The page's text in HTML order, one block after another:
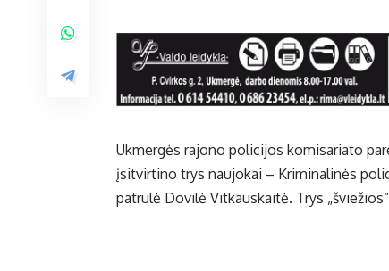
Ukmergės rajono policijos komisariato
įsitvirtino trys naujokai – Kriminalinės
patrulė Dovilė Vitkauskaitė. Trys